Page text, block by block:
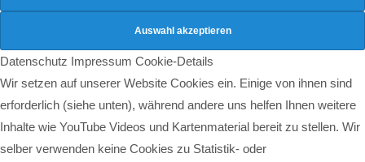
Datenschutz Impressum Cookie-Details
Wir setzen auf unserer Website Cookies ein. Einige von ihnen sind
erforderlich (siehe unten), während andere uns helfen Ihnen weitere
Inhalte wie YouTube Videos und Kartenmaterial bereit zu stellen. Wir
selber verwenden keine Cookies zu Statistik- oder